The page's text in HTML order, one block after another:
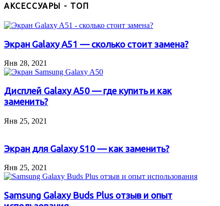
АКСЕССУАРЫ - ТОП
Экран Galaxy A51 — сколько стоит замена?
Янв 28, 2021
Дисплей Galaxy A50 — где купить и как
заменить?
Янв 25, 2021
Экран для Galaxy S10 — как заменить?
Янв 25, 2021
Samsung Galaxy Buds Plus отзыв и опыт